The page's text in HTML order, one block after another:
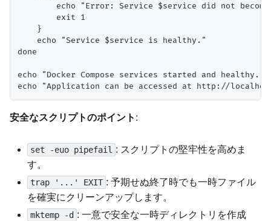
echo "Error: Service $service did not
        exit 1
    }
    echo "Service $service is healthy."
done
echo "Docker Compose services started and healthy."
安全なスクリプトのポイント :
set -euo pipefail : スクリプトの堅牢性を高めま
す。
trap '...' EXIT : 予期せぬ終了時でも一時ファイル
を確実にクリーンアップします。
mktemp -d : 一意で安全な一時ディレクトリを作成